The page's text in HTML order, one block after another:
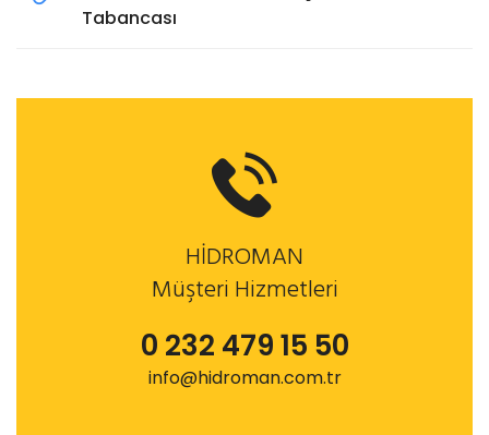
Tabancası
HİDROMAN
Müşteri Hizmetleri
0 232 479 15 50
info@hidroman.com.tr